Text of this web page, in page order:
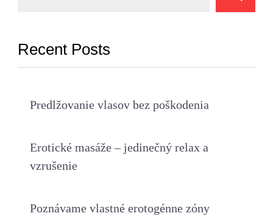
Recent Posts
Predlžovanie vlasov bez poškodenia
Erotické masáže – jedinečný relax a
vzrušenie
Poznávame vlastné erotogénne zóny